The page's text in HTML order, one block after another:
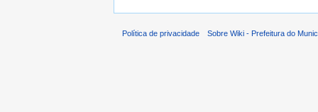
Política de privacidade Sobre Wiki - Prefeitura do